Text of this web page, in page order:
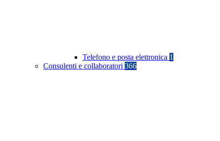
Telefono e posta elettronica 1
Consulenti e collaboratori 366